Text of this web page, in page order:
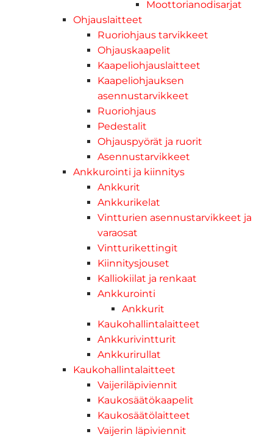
Moottorianodisarjat
Ohjauslaitteet
Ruoriohjaus tarvikkeet
Ohjauskaapelit
Kaapeliohjauslaitteet
Kaapeliohjauksen
asennustarvikkeet
Ruoriohjaus
Pedestalit
Ohjauspyörät ja ruorit
Asennustarvikkeet
Ankkurointi ja kiinnitys
Ankkurit
Ankkurikelat
Vintturien asennustarvikkeet ja
varaosat
Vintturikettingit
Kiinnitysjouset
Kalliokiilat ja renkaat
Ankkurointi
Ankkurit
Kaukohallintalaitteet
Ankkurivintturit
Ankkurirullat
Kaukohallintalaitteet
Vaijeriläpiviennit
Kaukosäätökaapelit
Kaukosäätölaitteet
Vaijerin läpiviennit